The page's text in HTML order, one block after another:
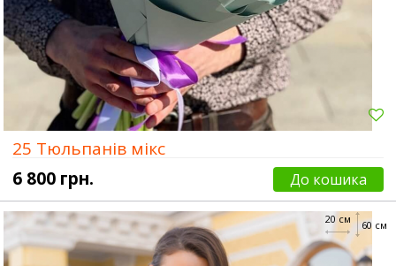
25 Тюльпанів мікс
6 800 грн.
До кошика
60 см
20 см